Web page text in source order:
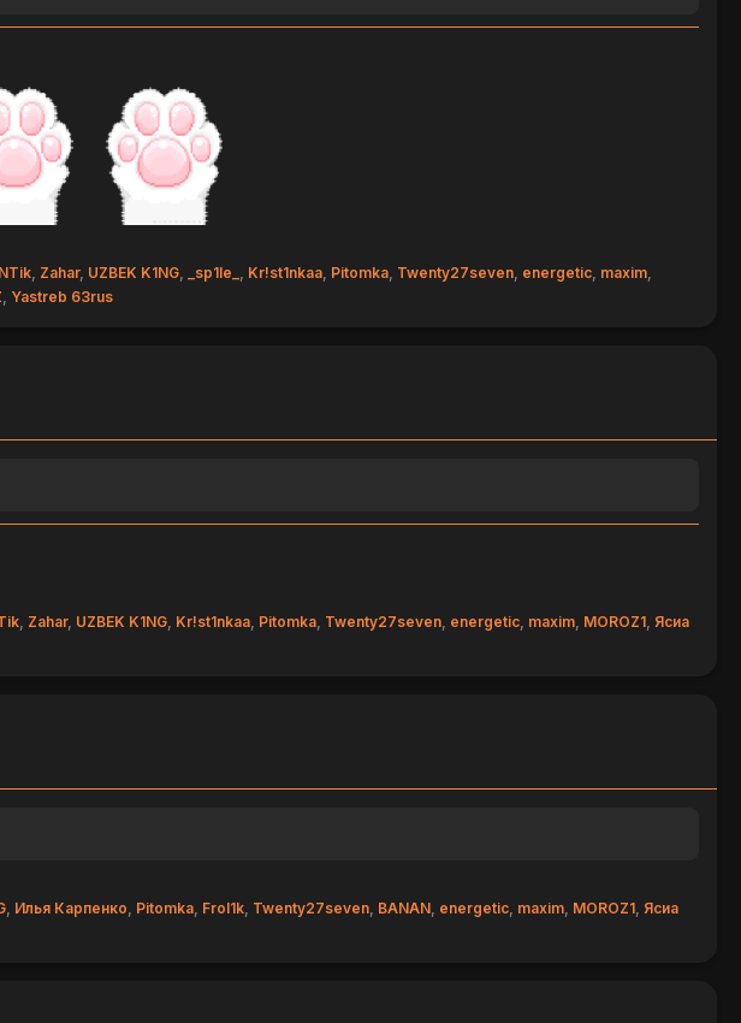
, Zahar, UZBEK K1NG, _sp1le_ , Kr!st1nkaa, Pitomka, Twenty27seven, energetic, maxim,
, Yastreb 63rus
, Zahar, UZBEK K1NG, Kr!st1nkaa, Pitomka, Twenty27seven, energetic, maxim, MOROZ1, Ясиа
, Илья Карпенко, Pitomka, Frol1k, Twenty27seven, BANAN, energetic, maxim, MOROZ1, Ясиа